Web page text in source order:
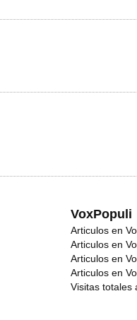
VoxPopuli
Articulos en
Articulos en
Articulos en
Articulos en
Visitas totales